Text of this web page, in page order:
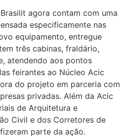
agora contam com uma
especificamente nas
equipamento, entregue
três cabinas, fraldário,
atendendo aos pontos
feirantes ao Núcleo Acic
do projeto em parceria com
privadas. Além da Acic
de Arquitetura e
Civil e dos Corretores de
parte da ação.